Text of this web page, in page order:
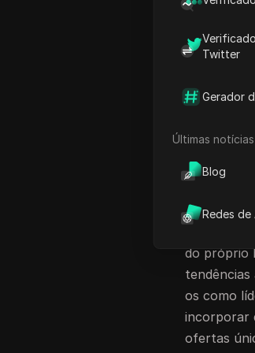
Twitter
Gerador
Últimas notícias
Blog
Redes
Designs
Tornando-
prestes a
do próprio
os como
incorporar
ofertas